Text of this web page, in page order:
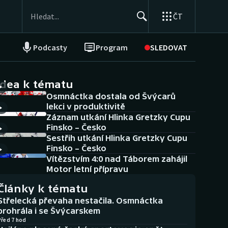
ČT
Podcasty Program SLEDOVAT
NEPŘEHLÉDNĚTE
Historické návraty
Aplikace ČT sport
AZ kvíz
k tématu
Osmnáctka dostala od Švýcarů
lekci v produktivitě
Záznam utkání Hlinka Gretzky Cupu
Finsko – Česko
Sestřih utkání Hlinka Gretzky Cupu
Finsko – Česko
Vítězstvím 4:0 nad Táborem zahájil
Motor letní přípravu
k tématu
převaha nestačila. Osmnáctka
i se Švýcarskem
7 hod